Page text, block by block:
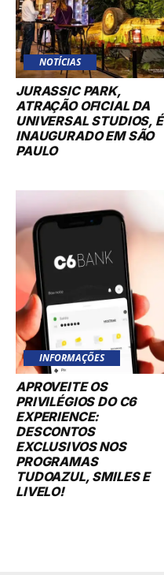
NOTÍCIAS
JURASSIC PARK,
ATRAÇÃO OFICIAL DA
UNIVERSAL STUDIOS, É
INAUGURADO EM SÃO
PAULO
INFORMAÇÕES
APROVEITE OS
PRIVILÉGIOS DO C6
EXPERIENCE:
DESCONTOS
EXCLUSIVOS NOS
PROGRAMAS
TUDOAZUL, SMILES E
LIVELO!